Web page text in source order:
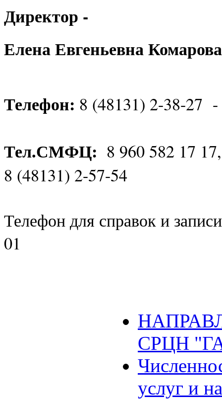
Директор -
Елена Евгеньевна Комарова
Телефон: 8 (48131) 2-38-27 -
Тел.СМФЦ: 8 960 582 17
8 (48131) 2-57-54
Телефон для справок и
01
СРЦН
услуг и